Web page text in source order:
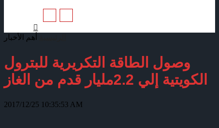
أهم الأخبار
وصول الطاقة التكريرية للبترول
الكويتية إلي 2.2مليار قدم من الغاز
2017/12/25 10:35:53 AM